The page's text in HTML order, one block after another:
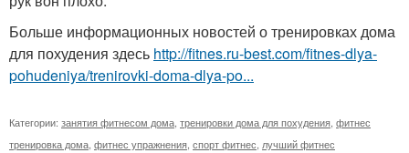
Больше информационных новостей о тренировках дома
для похудения здесь http://fitnes.ru-best.com/fitnes-dlya-
pohudeniya/trenirovki-doma-dlya-po...
Категории: занятия фитнесом дома, тренировки дома для похудения, фитнес
тренировка дома, фитнес упражнения, спорт фитнес, лучший фитнес